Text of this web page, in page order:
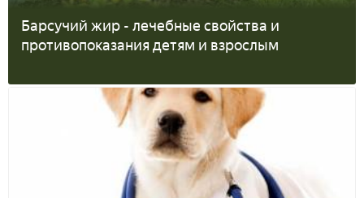
Барсучий жир - лечебные свойства и
противопоказания детям и взрослым